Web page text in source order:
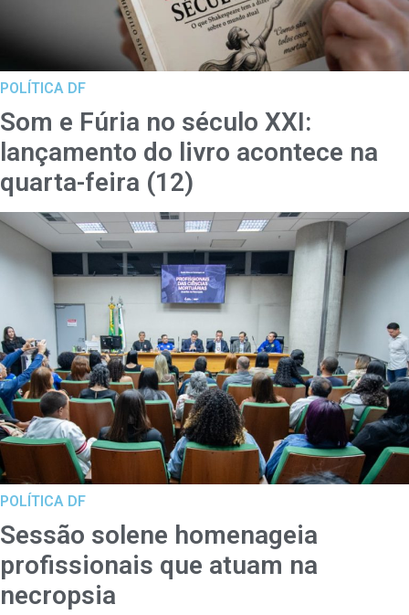
POLÍTICA DF
Som e Fúria no século XXI:
lançamento do livro acontece na
quarta-feira (12)
POLÍTICA DF
Sessão solene homenageia
profissionais que atuam na
necropsia